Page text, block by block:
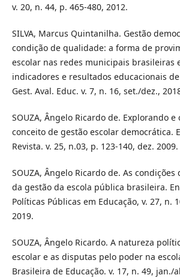
v. 20, n. 44, p. 465-480, 2012.
SILVA, Marcus Quintanilha. Gestão
condição de qualidade: a forma de
escolar nas redes municipais brasileiras
indicadores e resultados educacionais de
Gest. Aval. Educ. v. 7, n. 16, set./dez.,
SOUZA, Ângelo Ricardo de. Explorando
conceito de gestão escolar democrática.
Revista. v. 25, n.03, p. 123-140, dez. 2009.
SOUZA, Ângelo Ricardo de. As
da gestão da escola pública brasileira.
Políticas Públicas em Educação, v. 27, n.
2019.
SOUZA, Ângelo Ricardo. A natureza
escolar e as disputas pelo poder na
Brasileira de Educação. v. 17, n. 49, jan./